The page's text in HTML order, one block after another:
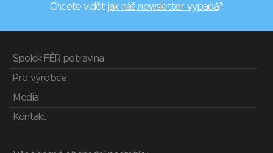
Chcete vidět jak náš newsletter vypadá?
Spolek FÉR potravina
Pro výrobce
Média
Kontakt